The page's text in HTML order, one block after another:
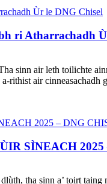
ri Atharrachadh
sinn air leth toilichte
rithist air
SÌNEACH 2025
tha sinn a’ toirt